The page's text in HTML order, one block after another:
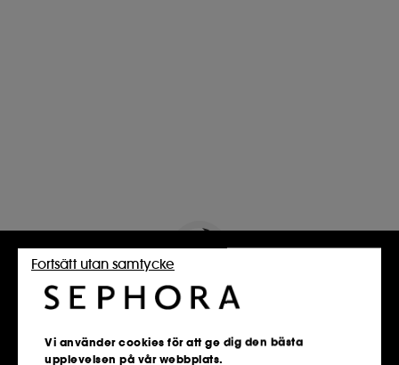
Mest populära produkter
Vi använder cookies för att ge dig den bästa
upplevelsen på vår webbplats.
Fortsätt utan samtycke